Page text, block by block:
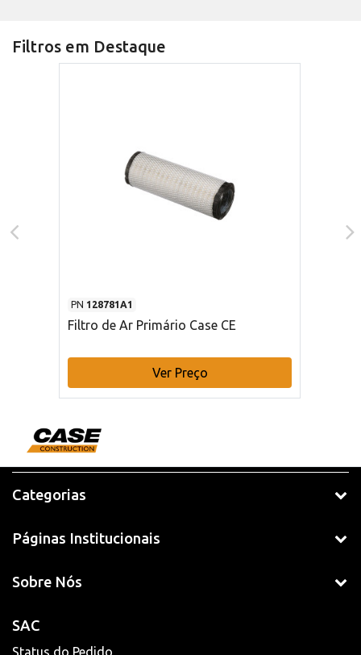
Filtros em Destaque
PN 128781A1
Filtro de Ar Primário Case CE
Ver Preço
Categorias
Páginas Institucionais
Sobre Nós
SAC
Status do Pedido